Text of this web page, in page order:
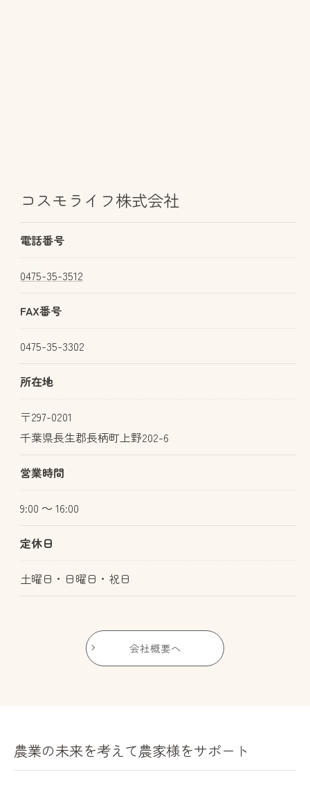
コスモライフ株式会社
電話番号
0475-35-3512
FAX番号
0475-35-3302
所在地
〒297-0201
千葉県長生郡長柄町上野202-6
営業時間
9:00 ～ 16:00
定休日
土曜日・日曜日・祝日
会社概要へ
農業の未来を考えて農家様をサポート